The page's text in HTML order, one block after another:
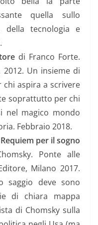
quella sullo
della tecnologia e
di Franco Forte.
2012. Un insieme di
chi aspira a scrivere
soprattutto per chi
nel magico mondo
Febbraio 2018.
per il sogno
Ponte alle
Milano 2017.
saggio deve sono
di chiara mappa
di Chomsky sulla